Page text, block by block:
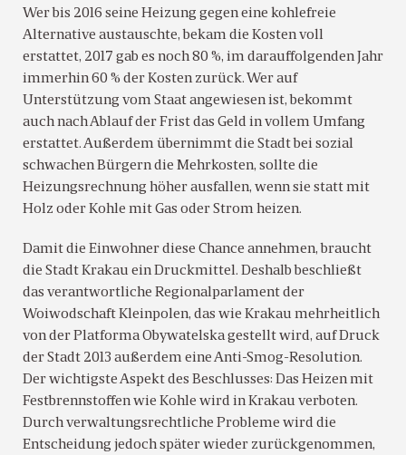
Wer bis 2016 seine Heizung gegen eine kohlefreie
Alternative austauschte, bekam die Kosten voll
erstattet, 2017 gab es noch 80 %, im darauffolgenden Jahr
immerhin 60 % der Kosten zurück. Wer auf
Unterstützung vom Staat angewiesen ist, bekommt
auch nach Ablauf der Frist das Geld in vollem Umfang
erstattet. Außerdem übernimmt die Stadt bei sozial
schwachen Bürgern die Mehrkosten, sollte die
Heizungsrechnung höher ausfallen, wenn sie statt mit
Holz oder Kohle mit Gas oder Strom heizen.
Damit die Einwohner diese Chance annehmen, braucht
die Stadt Krakau ein Druckmittel. Deshalb beschließt
das verantwortliche Regionalparlament der
Woiwodschaft Kleinpolen, das wie Krakau mehrheitlich
von der Platforma Obywatelska gestellt wird, auf Druck
der Stadt 2013 außerdem eine Anti-Smog-Resolution.
Der wichtigste Aspekt des Beschlusses: Das Heizen mit
Festbrennstoffen wie Kohle wird in Krakau verboten.
Durch verwaltungsrechtliche Probleme wird die
Entscheidung jedoch später wieder zurückgenommen,